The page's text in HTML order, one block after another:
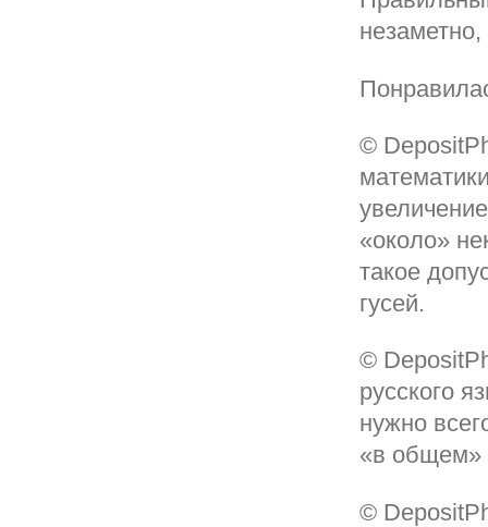
незаметно,
©
«около»
такое
гусей.
©
русского
нужно
«в общем»
©